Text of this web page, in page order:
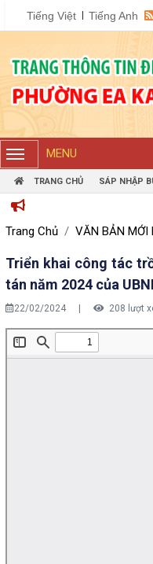
Tiếng Việt Tiếng Anh
MENU
TRANG CHỦ SÁP NHẬP
Trang Chủ VĂN BẢN MỚI
Triển khai công tác
tán năm 2024 của
22/02/2024 208 lượt